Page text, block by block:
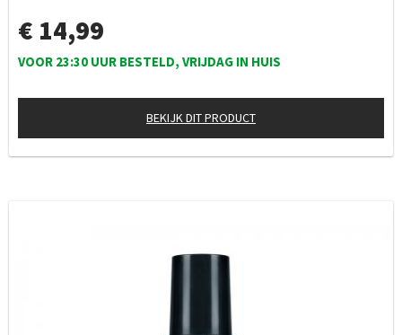
€ 14,99
VOOR 23:30 UUR BESTELD, VRIJDAG IN HUIS
BEKIJK DIT PRODUCT